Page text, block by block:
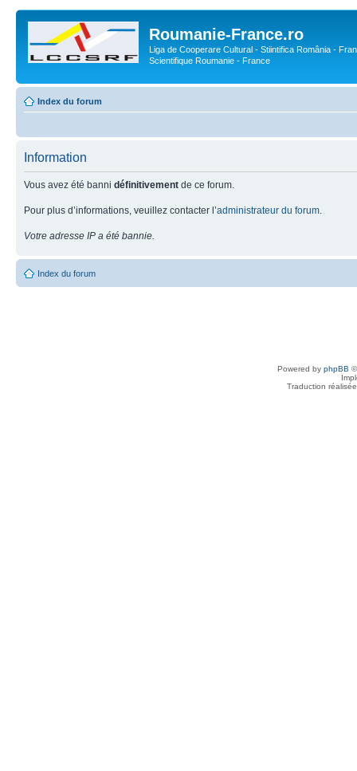
Roumanie-France.ro
Liga de Cooperare Cultural - Stiintifica România -
Scientifique Roumanie - France
Index du forum
Information
Vous avez été banni définitivement de ce forum.
Pour plus d’informations, veuillez contacter l’administrateur du forum
Votre adresse IP a été bannie.
Index du forum
Powered by phpBB
Traduction